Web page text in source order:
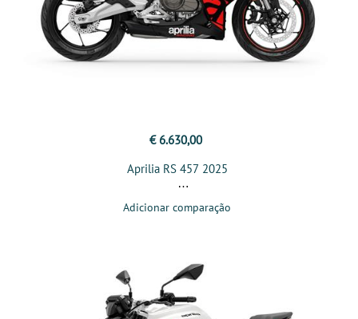
€ 6.630,00
Aprilia RS 457 2025
Adicionar comparação